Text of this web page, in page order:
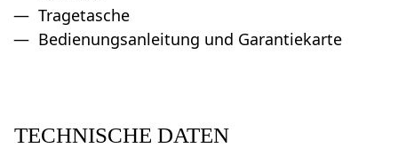
Tragetasche
Bedienungsanleitung und Garantiekarte
TECHNISCHE DATEN